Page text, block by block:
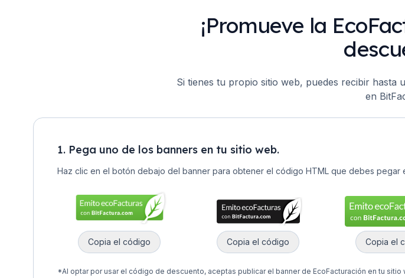
¡Promueve la
Si tienes tu propio sitio web, puedes recibir
en
1. Pega uno de los banners en tu sitio web.
Haz clic en el botón debajo del banner para obtener el código HTML que debes pegar
Copia el código Copia el código Copia el
*Al optar por usar el código de descuento, aceptas publicar el banner de EcoFacturación en tu